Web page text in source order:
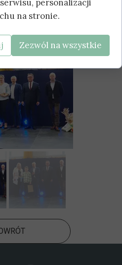
personalizacji
na stronie.
Zezwól na wszystkie